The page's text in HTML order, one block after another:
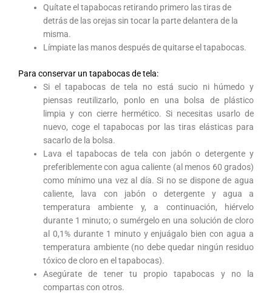
Quítate el tapabocas retirando primero las tiras de
detrás de las orejas sin tocar la parte delantera de la
misma.
Límpiate las manos después de quitarse el tapabocas.
Para conservar un tapabocas de tela:
Si el tapabocas de tela no está sucio ni húmedo y
piensas reutilizarlo, ponlo en una bolsa de plástico
limpia y con cierre hermético. Si necesitas usarlo de
nuevo, coge el tapabocas por las tiras elásticas para
sacarlo de la bolsa.
Lava el tapabocas de tela con jabón o detergente y
preferiblemente con agua caliente (al menos 60 grados)
como mínimo una vez al día. Si no se dispone de agua
caliente, lava con jabón o detergente y agua a
temperatura ambiente y, a continuación, hiérvelo
durante 1 minuto; o sumérgelo en una solución de cloro
al 0,1% durante 1 minuto y enjuágalo bien con agua a
temperatura ambiente (no debe quedar ningún residuo
tóxico de cloro en el tapabocas).
Asegúrate de tener tu propio tapabocas y no la
compartas con otros.